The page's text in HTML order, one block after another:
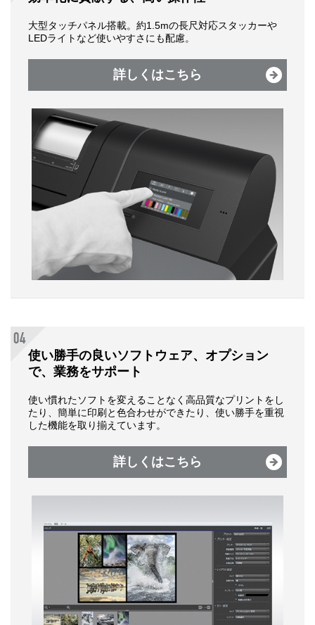
大型タッチパネル搭載。約1.5mの長尺対応スタッカーや
LEDライトなど使いやすさにも配慮。
詳しくはこちら
使い勝手の良いソフトウェア、オプション
で、業務をサポート
使い慣れたソフトを変えることなく高品質なプリントをし
たり、簡単に印刷と色合わせができたり、使い勝手を重視
した機能を取り揃えています。
詳しくはこちら